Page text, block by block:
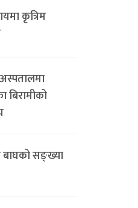
कृत्रिम
बिरामीको
बाघको सङ्ख्या